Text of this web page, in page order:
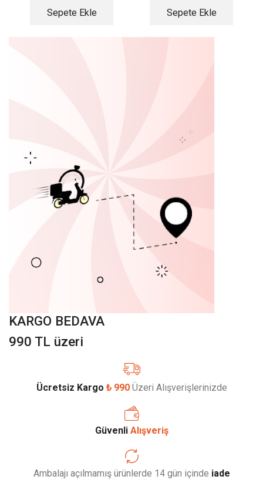
Sepete Ekle Sepete Ekle
KARGO BEDAVA
990 TL üzeri
Ücretsiz Kargo ₺ 990Üzeri Alışverişlerinizde
Güvenli Alışveriş
Ambalajı açılmamış ürünlerde 14 gün içinde iade